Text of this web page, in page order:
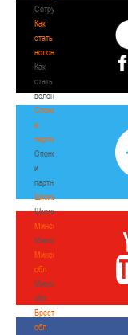
Сотрудничество
Как
стать
волонтером
Как
стать
волонтером
Спонсоры
и
партнеры
Спонсоры
и
партнеры
Школы
Школы
Минск
Минск
Минская
обл
Минская
обл
Брестская
обл